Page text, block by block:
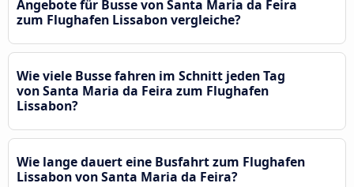
Angebote für Busse von Santa Maria da Feira
zum Flughafen Lissabon vergleiche?
Wie viele Busse fahren im Schnitt jeden Tag
von Santa Maria da Feira zum Flughafen
Lissabon?
Wie lange dauert eine Busfahrt zum Flughafen
Lissabon von Santa Maria da Feira?